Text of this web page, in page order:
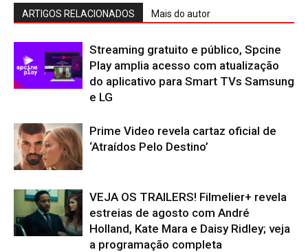
ARTIGOS RELACIONADOS Mais do autor
Streaming gratuito e público, Spcine
Play amplia acesso com atualização
do aplicativo para Smart TVs Samsung
e LG
Prime Video revela cartaz oficial de
‘Atraídos Pelo Destino’
VEJA OS TRAILERS! Filmelier+ revela
estreias de agosto com André
Holland, Kate Mara e Daisy Ridley; veja
a programação completa